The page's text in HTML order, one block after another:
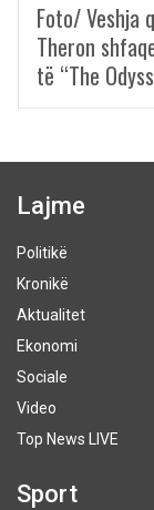
Foto/ Veshja
Theron
të “The
Lajme
Politikë
Kronikë
Aktualitet
Ekonomi
Sociale
Video
Top News LIVE
Sport